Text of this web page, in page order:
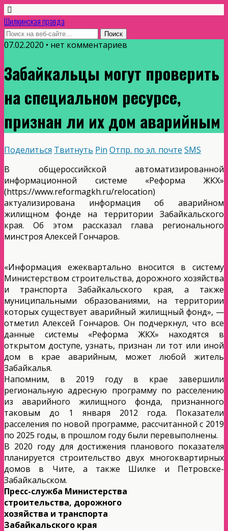
Шилкинская правда
07.02.2020 • нет комментариев
Забайкальцы могут проверить
на специальном ресурсе,
признан ли их дом аварийным
Поделиться Твитнуть Pin Отпр. по эл. почте SMS
В общероссийской автоматизированной
информационной системе «Реформа ЖКХ»
(https://www.reformagkh.ru/relocation)
актуализирована информация об аварийном
жилищном фонде на территории Забайкальского
края. Об этом рассказал глава регионального
минстроя Алексей Гончаров.
«Информация ежеквартально вносится в систему
Министерством строительства, дорожного хозяйства
и транспорта Забайкальского края, а также
муниципальными образованиями, на территории
которых существует аварийный жилищный фонд», —
отметил Алексей Гончаров. Он подчеркнул, что все
данные системы «Реформа ЖКХ» находятся в
открытом доступе, узнать, признан ли тот или иной
дом в крае аварийным, может любой житель
Забайкалья.
Напомним, в 2019 году в крае завершили
региональную адресную программу по расселению
из аварийного жилищного фонда, признанного
таковым до 1 января 2012 года. Показатели
расселения по новой программе, рассчитанной с 2019
по 2025 годы, в прошлом году были перевыполнены.
В 2020 году для достижения планового показателя
планируется строительство двух многоквартирных
домов в Чите, а также Шилке и Петровске-
Забайкальском.
Пресс-служба Министерства
строительства, дорожного
хозяйства и транспорта
Забайкальского края